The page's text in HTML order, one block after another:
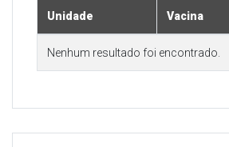
Unidade Vacina
Nenhum resultado foi encontrado.